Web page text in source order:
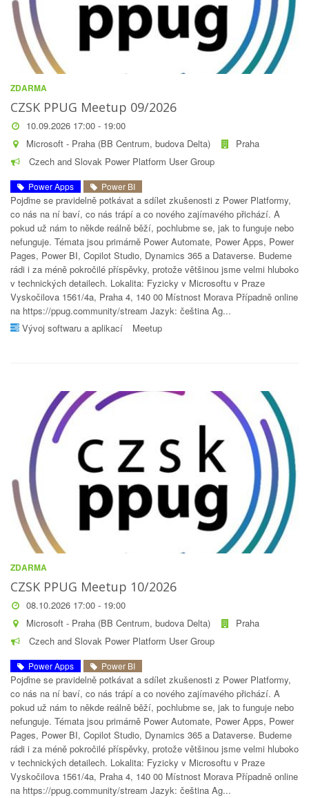
ZDARMA
CZSK PPUG Meetup 09/2026
10.09.2026 17:00 - 19:00
Microsoft - Praha (BB Centrum, budova Delta)
Praha
Czech and Slovak Power Platform User Group
Power Apps Power BI
Pojďme se pravidelně potkávat a sdílet zkušenosti z Power Platformy,
co nás na ní baví, co nás trápí a co nového zajímavého přichází. A
pokud už nám to někde reálně běží, pochlubme se, jak to funguje nebo
nefunguje. Témata jsou primárně Power Automate, Power Apps, Power
Pages, Power BI, Copilot Studio, Dynamics 365 a Dataverse. Budeme
rádi i za méně pokročilé příspěvky, protože většinou jsme velmi hluboko
v technických detailech. Lokalita: Fyzicky v Microsoftu v Praze
Vyskočilova 1561/4a, Praha 4, 140 00 Místnost Morava Případně online
na https://ppug.community/stream Jazyk: čeština Ag...
Vývoj softwaru a aplikací
Meetup
ZDARMA
CZSK PPUG Meetup 10/2026
08.10.2026 17:00 - 19:00
Microsoft - Praha (BB Centrum, budova Delta)
Praha
Czech and Slovak Power Platform User Group
Power Apps Power BI
Pojďme se pravidelně potkávat a sdílet zkušenosti z Power Platformy,
co nás na ní baví, co nás trápí a co nového zajímavého přichází. A
pokud už nám to někde reálně běží, pochlubme se, jak to funguje nebo
nefunguje. Témata jsou primárně Power Automate, Power Apps, Power
Pages, Power BI, Copilot Studio, Dynamics 365 a Dataverse. Budeme
rádi i za méně pokročilé příspěvky, protože většinou jsme velmi hluboko
v technických detailech. Lokalita: Fyzicky v Microsoftu v Praze
Vyskočilova 1561/4a, Praha 4, 140 00 Místnost Morava Případně online
na https://ppug.community/stream Jazyk: čeština Ag...